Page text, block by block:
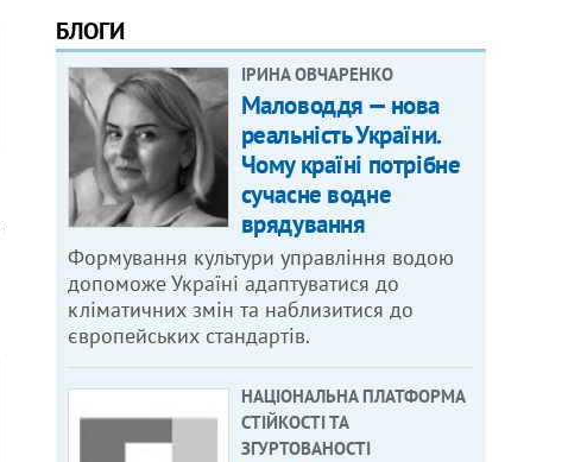
БЛОГИ
ІРИНА ОВЧАРЕНКО
Маловоддя — нова
реальність України.
Чому країні потрібне
сучасне водне
врядування
Формування культури управління водою
допоможе Україні адаптуватися до
кліматичних змін та наблизитися до
європейських стандартів.
НАЦІОНАЛЬНА ПЛАТФОРМА
СТІЙКОСТІ ТА
ЗГУРТОВАНОСТІ